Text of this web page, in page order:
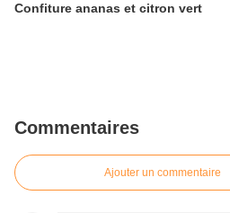
Confiture ananas et citron vert
Commentaires
Ajouter un commentaire